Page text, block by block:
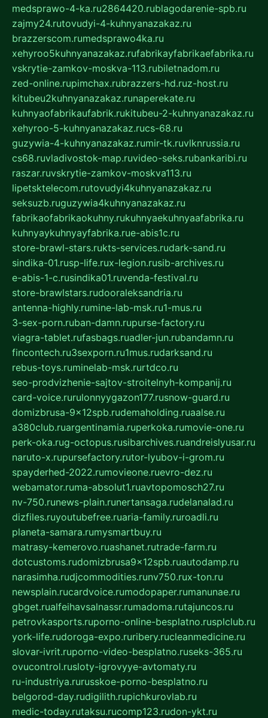
medsprawo-4-ka.ru2864420.rublagodarenie-spb.ru
zajmy24.rutovudyi-4-kuhnyanazakaz.ru
brazzerscom.rumedsprawo4ka.ru
xehyroo5kuhnyanazakaz.rufabrikayfabrikaefabrika.ru
vskrytie-zamkov-moskva-113.rubiletnadom.ru
zed-online.rupimchax.rubrazzers-hd.ruz-host.ru
kitubeu2kuhnyanazakaz.runaperekate.ru
kuhnyaofabrikaufabrik.rukitubeu-2-kuhnyanazakaz.ru
xehyroo-5-kuhnyanazakaz.rucs-68.ru
guzywia-4-kuhnyanazakaz.rumir-tk.ruvlknrussia.ru
cs68.ruvladivostok-map.ruvideo-seks.rubankaribi.ru
raszar.ruvskrytie-zamkov-moskva113.ru
lipetsktelecom.rutovudyi4kuhnyanazakaz.ru
seksuzb.ruguzywia4kuhnyanazakaz.ru
fabrikaofabrikaokuhny.rukuhnyaekuhnyaafabrika.ru
kuhnyaykuhnyayfabrika.rue-abis1c.ru
store-brawl-stars.rukts-services.rudark-sand.ru
sindika-01.rusp-life.rux-legion.rusib-archives.ru
e-abis-1-c.rusindika01.ruvenda-festival.ru
store-brawlstars.rudooraleksandria.ru
antenna-highly.rumine-lab-msk.ru1-mus.ru
3-sex-porn.ruban-damn.rupurse-factory.ru
viagra-tablet.rufasbags.ruadler-jun.rubandamn.ru
fincontech.ru3sexporn.ru1mus.rudarksand.ru
rebus-toys.ruminelab-msk.rurtdco.ru
seo-prodvizhenie-sajtov-stroitelnyh-kompanij.ru
card-voice.rurulonnyygazon177.rusnow-guard.ru
domizbrusa-9x12spb.rudemaholding.ruaalse.ru
a380club.ruargentinamia.ruperkoka.rumovie-one.ru
perk-oka.rug-octopus.rusibarchives.ruandreislyusar.ru
naruto-x.rupursefactory.rutor-lyubov-i-grom.ru
spayderhed-2022.rumovieone.ruevro-dez.ru
webamator.ruma-absolut1.ruavtopomosch27.ru
nv-750.runews-plain.runertansaga.rudelanalad.ru
dizfiles.ruyoutubefree.ruaria-family.ruroadli.ru
planeta-samara.rumysmartbuy.ru
matrasy-kemerovo.ruashanet.rutrade-farm.ru
dotcustoms.rudomizbrusa9x12spb.ruautodamp.ru
narasimha.rudjcommodities.runv750.rux-ton.ru
newsplain.rucardvoice.rumodopaper.rumanunae.ru
gbget.rualfeihavsalnassr.rumadoma.rutajuncos.ru
petrovkasports.ruporno-online-besplatno.rusplclub.ru
york-life.rudoroga-expo.ruribery.rucleanmedicine.ru
slovar-ivrit.ruporno-video-besplatno.ruseks-365.ru
ovucontrol.rusloty-igrovyye-avtomaty.ru
ru-industriya.rurusskoe-porno-besplatno.ru
belgorod-day.rudigilith.rupichkurovlab.ru
medic-today.rutaksu.rucomp123.rudon-ykt.ru